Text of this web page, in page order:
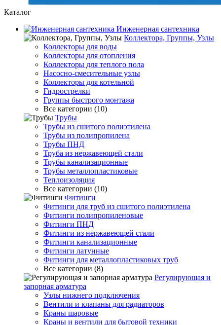
Каталог
Инженерная сантехника
Коллектора, Группы, Узлы
Коллекторы для воды
Коллекторы для отопления
Коллекторы для теплого пола
Насосно-смесительные узлы
Коллекторы для котельной
Гидрострелки
Группы быстрого монтажа
Все категории (10)
Трубы
Трубы из сшитого полиэтилена
Трубы из полипропилена
Трубы ПНД
Труба из нержавеющей стали
Трубы канализационные
Трубы металлопластиковые
Теплоизоляция
Все категории (10)
Фитинги
Фитинги для труб из сшитого полиэтилена
Фитинги полипропиленовые
Фитинги ПНД
Фитинги из нержавеющей стали
Фитинги канализационные
Фитинги латунные
Фитинги для металлопластиковых труб
Все категории (8)
Регулирующая и
запорная арматура
Узлы нижнего подключения
Вентили и клапаны для радиаторов
Краны шаровые
Краны и вентили для бытовой техники